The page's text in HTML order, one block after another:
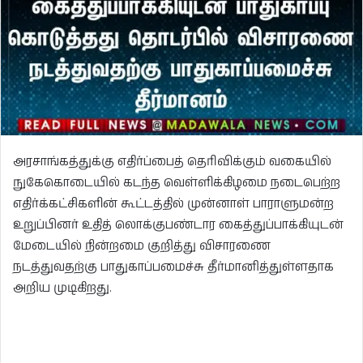
அரசாங்கத்துக்கு எதிர்ப்பைத் தெரிவிக்கும் வகையில்
நுகேகொடையில் கடந்த வெள்ளிக்கிழமை நடைபெற்ற
எதிர்க்கட்சிகளின் கூட்டத்தில் முன்னாள் பாராளுமன்ற
உறுப்பினர் உதித் லொக்குபண்டார கைத்துப்பாக்கியுடன்
மேடையில் நின்றமை குறித்து விசாரணை
நடத்துவதற்கு பாதுகாப்பமைச்சு தீர்மானித்துள்ளதாக
அறிய முடிகிறது.